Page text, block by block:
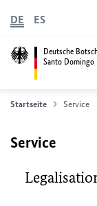
Deutsche
Santo Domingo
DE ES
Startseite Service
Service